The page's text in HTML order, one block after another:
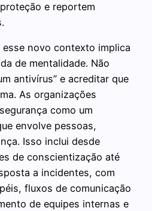
e reportem
novo contexto implica
de mentalidade. Não
antivírus” e acreditar que
As organizações
como um
envolve pessoas,
Isso inclui desde
de conscientização até
a incidentes, com
fluxos de comunicação
de equipes internas e